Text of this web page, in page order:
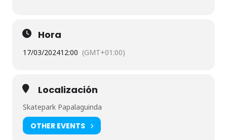
Hora
17/03/202412:00 (GMT+01:00)
Localización
Skatepark Papalaguinda
OTHER EVENTS